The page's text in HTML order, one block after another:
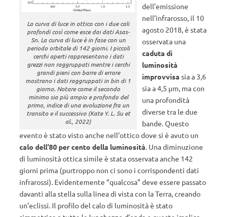
La curva di luce in ottico con i due cali
profondi così come esce dai dati Asas-
Sn. La curva di luce è in fase con un
periodo orbitale di 142 giorni. I piccoli
cerchi aperti rappresentano i dati
grezzi non raggruppati mentre i cerchi
grandi pieni con barre di errore
mostrano i dati raggruppati in bin di 1
giorno. Notare come il secondo
minimo sia più ampio e profondo del
primo, indice di una evoluzione fra un
transito e il successivo (Kate Y. L. Su et
al., 2022)
dell’emissione
nell’infrarosso, il 10
agosto 2018, è stata
osservata una
caduta di
luminosità
improvvisa sia a 3,6
sia a 4,5 μm, ma con
una profondità
diverse tra le due
bande. Questo
evento è stato visto anche nell’ottico dove si è avuto un
calo dell’80 per cento della luminosità. Una diminuzione
di luminosità ottica simile è stata osservata anche 142
giorni prima (purtroppo non ci sono i corrispondenti dati
infrarossi). Evidentemente “qualcosa” deve essere passato
davanti alla stella sulla linea di vista con la Terra, creando
un’eclissi. Il profilo del calo di luminosità è stato